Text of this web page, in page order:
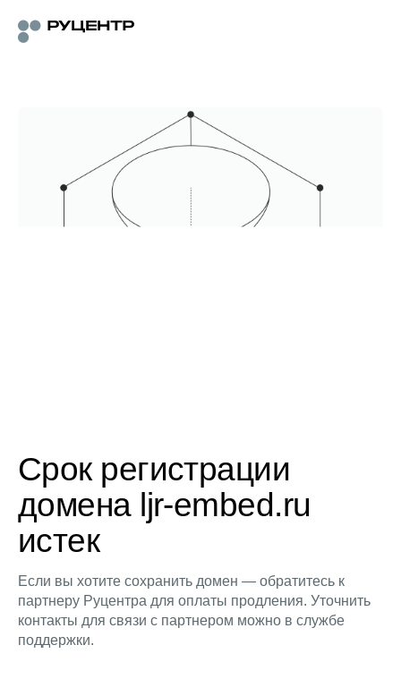
Срок регистрации
домена ljr-embed.ru
истек
Если вы хотите сохранить домен — обратитесь к
партнеру Руцентра для оплаты продления. Уточнить
контакты для связи с партнером можно в службе
поддержки.